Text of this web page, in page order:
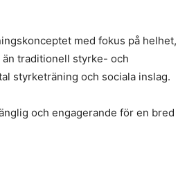
med fokus på helhet,
traditionell styrke- och
styrketräning och sociala inslag.
och engagerande för en bred